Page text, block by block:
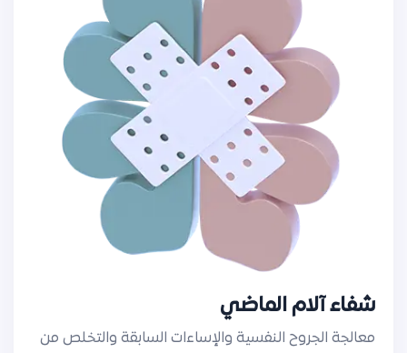
شفاء آلام الماضي
معالجة الجروح النفسية والإساءات السابقة والتخلص من